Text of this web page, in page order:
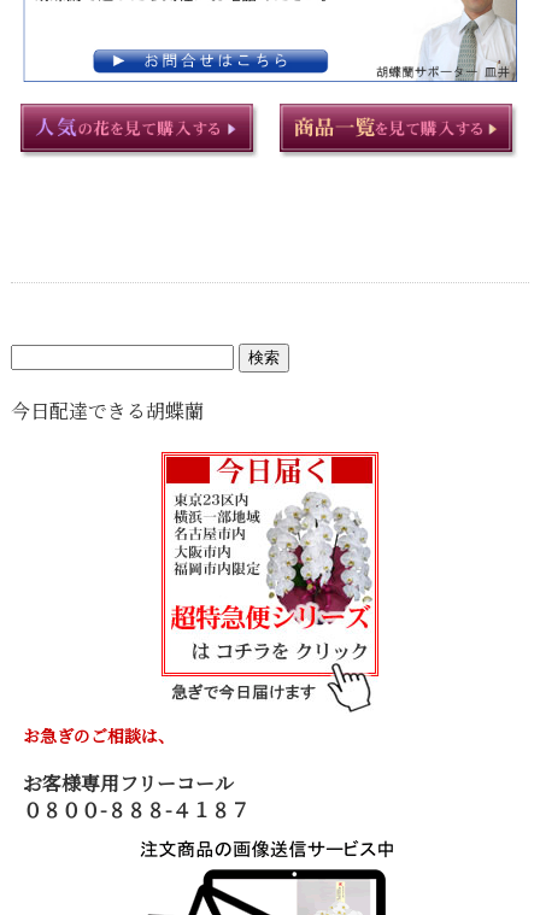
今日配達できる胡蝶蘭
お急ぎのご相談は、
お客様専用フリーコール
０８００-８８８-４１８７